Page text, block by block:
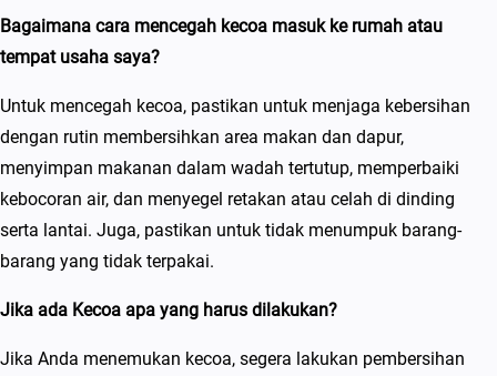
Bagaimana cara mencegah kecoa masuk ke rumah atau
tempat usaha saya?
Untuk mencegah kecoa, pastikan untuk menjaga kebersihan
dengan rutin membersihkan area makan dan dapur,
menyimpan makanan dalam wadah tertutup, memperbaiki
kebocoran air, dan menyegel retakan atau celah di dinding
serta lantai. Juga, pastikan untuk tidak menumpuk barang-
barang yang tidak terpakai.
Jika ada Kecoa apa yang harus dilakukan?
Jika Anda menemukan kecoa, segera lakukan pembersihan